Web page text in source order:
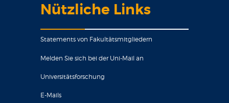
Nützliche Links
Statements von Fakultätsmitgliedern
Melden Sie sich bei der Uni-Mail an
Universitätsforschung
E-Mails